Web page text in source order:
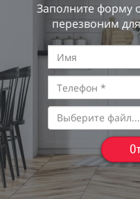
Заполните форму
перезвоним
Выберите файл...